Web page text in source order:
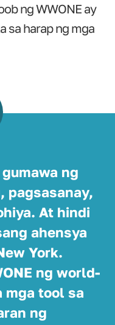
ng WWONE ay
sa harap ng mga
ng
pagsasanay,
At hindi
ahensya
York.
ng world-
mga tool sa
ng